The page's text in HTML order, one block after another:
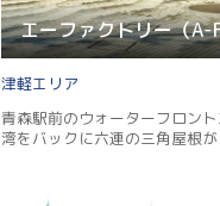
津軽
青森駅前のウォーターフロン
湾をバックに六連の三角屋根